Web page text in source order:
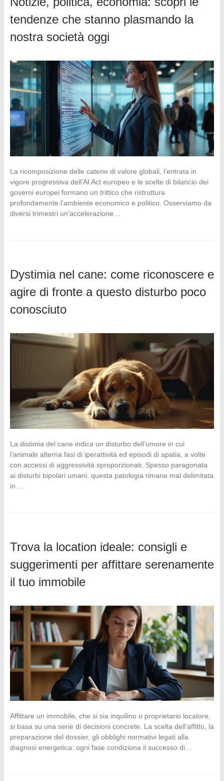
tendenze che stanno plasmando la
nostra società oggi
La ricomposizione delle catene di valore globali, l’entrata in
vigore progressiva dell’AI Act europeo e le scelte di bilancio dei
governi europei formano un trittico che ristruttura
profondamente l’ambiente economico e politico. Osserviamo da
diversi trimestri un’accelerazione…
Dystimia nel cane: come riconoscere e
agire di fronte a questo disturbo poco
conosciuto
La distimia del cane indica un disturbo dell’umore in cui
l’animale alterna fasi di iperattività ed episodi di apatia, a volte
con accessi di aggressività sproporzionati. Spesso paragonata
ai disturbi bipolari umani, questa patologia rimane mal delimitata
in…
Trova la location ideale: consigli e
suggerimenti per affittare serenamente
il tuo immobile
Affittare un immobile, che si sia inquilino o proprietario locatore,
si basa su una serie di decisioni concrete. La scelta dell’affitto, la
preparazione del dossier, gli obblighi normativi legati alla
diagnosi energetica: ogni fase condiziona il successo di…